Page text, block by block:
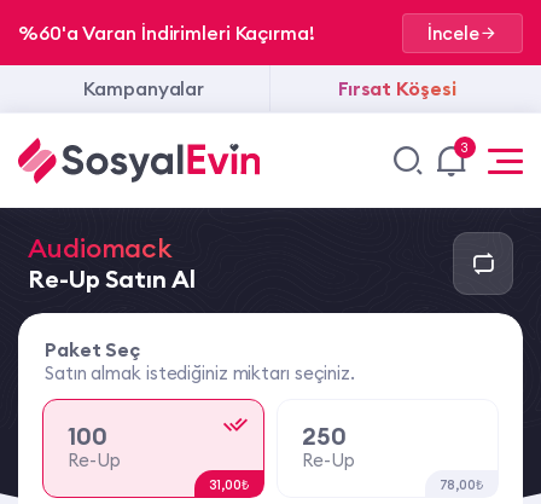
%60'a Varan İndirimleri Kaçırma! İncele
Kampanyalar Fırsat Köşesi
3
Audiomack
Re-Up Satın Al
Paket Seç
Satın almak istediğiniz miktarı seçiniz.
100
Re-Up
31,00₺
250
Re-Up
78,00₺